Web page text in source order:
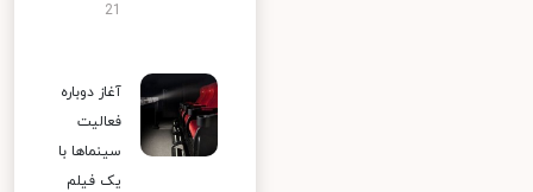
آغاز دوباره
فعالیت
سینماها با
یک فیلم